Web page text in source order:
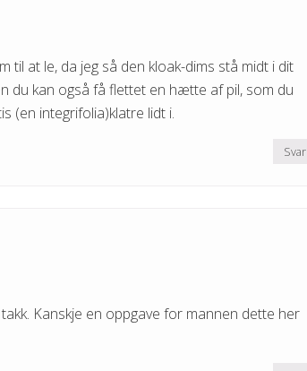
til at le, da jeg så den kloak-dims stå midt i dit
du kan også få flettet en hætte af pil, som du
(en integrifolia)klatre lidt i.
Svar
Kanskje en oppgave for mannen dette her